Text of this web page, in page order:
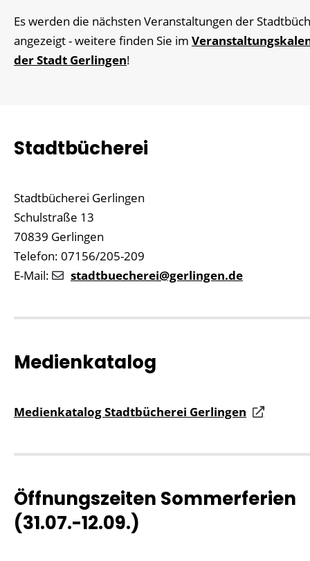
Es werden die nächsten Veranstaltungen der
angezeigt - weitere finden Sie im
der Stadt Gerlingen!
Stadtbücherei
Stadtbücherei Gerlingen
Schulstraße 13
70839 Gerlingen
Telefon: 07156/205-209
E-Mail:
stadtbuecherei@gerlingen.de
Medienkatalog
Medienkatalog Stadtbücherei Gerlingen
Öffnungszeiten Sommerferien
(31.07.-12.09.)